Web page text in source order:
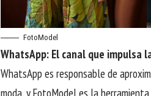
FotoModel
WhatsApp: El canal que impulsa
WhatsApp es responsable de
moda, y FotoModel es la